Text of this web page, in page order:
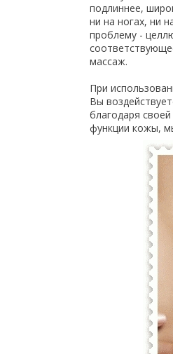
подлиннее,
ни на ногах, ни
проблему -
массаж.
При
Вы
благодаря
функции кожы,